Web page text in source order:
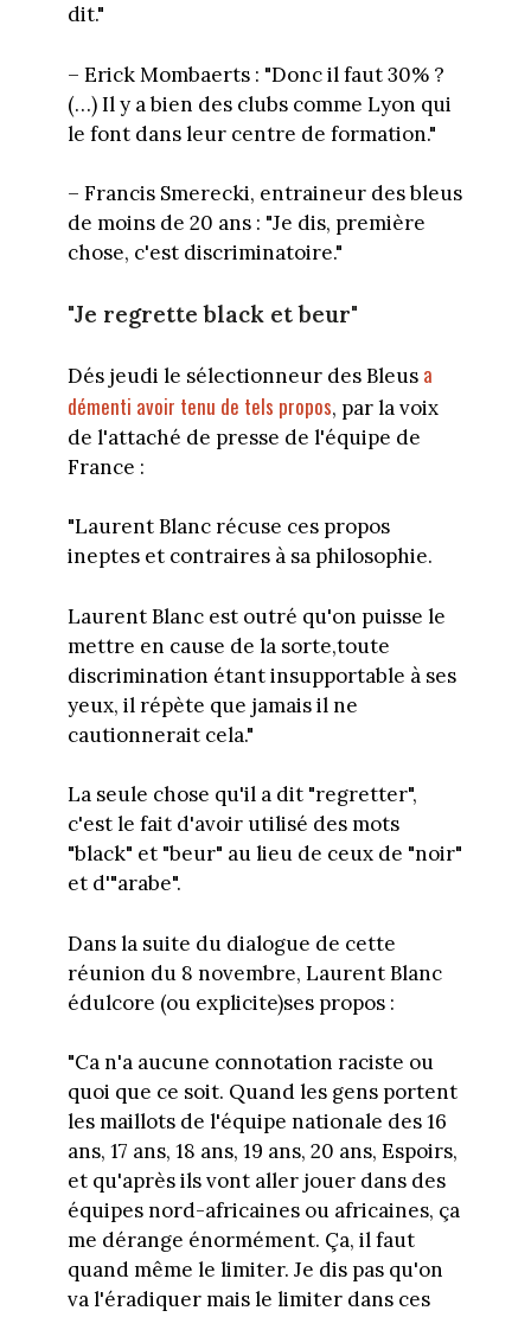
dit."
– Erick Mombaerts : "Donc il faut 30% ?
(…) Il y a bien des clubs comme Lyon qui
le font dans leur centre de formation."
– Francis Smerecki, entraineur des bleus
de moins de 20 ans : "Je dis, première
chose, c'est discriminatoire."
"Je regrette black et beur"
Dés jeudi le sélectionneur des Bleus a
démenti avoir tenu de tels propos, par la voix
de l'attaché de presse de l'équipe de
France :
"Laurent Blanc récuse ces propos
ineptes et contraires à sa philosophie.
Laurent Blanc est outré qu'on puisse le
mettre en cause de la sorte,toute
discrimination étant insupportable à ses
yeux, il répète que jamais il ne
cautionnerait cela."
La seule chose qu'il a dit "regretter",
c'est le fait d'avoir utilisé des mots
"black" et "beur" au lieu de ceux de "noir"
et d'"arabe".
Dans la suite du dialogue de cette
réunion du 8 novembre, Laurent Blanc
édulcore (ou explicite)ses propos :
"Ca n'a aucune connotation raciste ou
quoi que ce soit. Quand les gens portent
les maillots de l'équipe nationale des 16
ans, 17 ans, 18 ans, 19 ans, 20 ans, Espoirs,
et qu'après ils vont aller jouer dans des
équipes nord-africaines ou africaines, ça
me dérange énormément. Ça, il faut
quand même le limiter. Je dis pas qu'on
va l'éradiquer mais le limiter dans ces